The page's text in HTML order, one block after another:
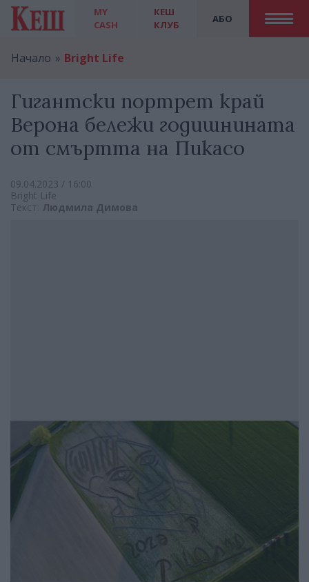
MY
CASH
АБО
КЕШ
КЛУБ
Начало Bright Life
Гигантски портрет край
Верона бележи годишнината
от смъртта на Пикасо
09.04.2023 / 16:00
Bright Life
Текст: Людмила Димова